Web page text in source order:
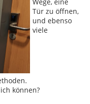
Tür zu öffnen,
und ebenso
viele
können?